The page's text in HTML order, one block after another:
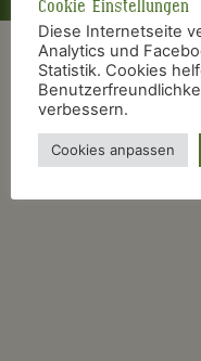
Cookie Einstellungen
Diese Internetseite
Analytics und
Statistik. Cookies
verbessern.
Cookies anpassen